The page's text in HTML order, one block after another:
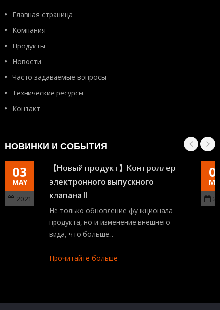
Главная страница
Компания
Продукты
Новости
Часто задаваемые вопросы
Технические ресурсы
Контакт
НОВИНКИ И СОБЫТИЯ
03
MAY
2021
【Новый продукт】Контроллер
электронного выпускного
клапана II
Не только обновление функционала
продукта, но и изменение внешнего
вида, что больше...
Прочитайте больше